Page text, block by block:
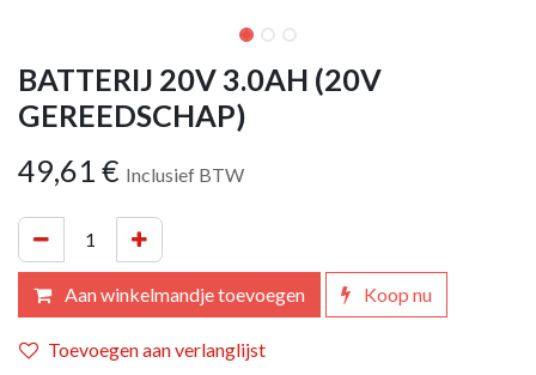
BATTERIJ 20V 3.0AH (20V
GEREEDSCHAP)
49,61 € Inclusief BTW
Aan winkelmandje toevoegen Koop nu
Toevoegen aan verlanglijst